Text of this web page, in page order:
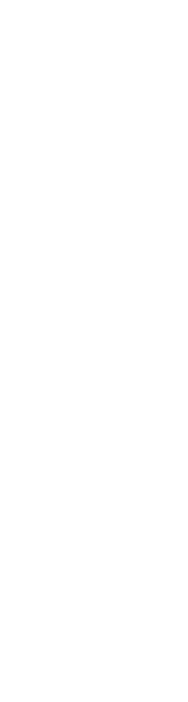
x Volt & Fast